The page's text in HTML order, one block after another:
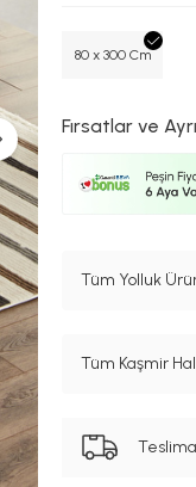
80 x 300 Cm
Fırsatlar ve
Tüm Yolluk
Tüm Kaşmir